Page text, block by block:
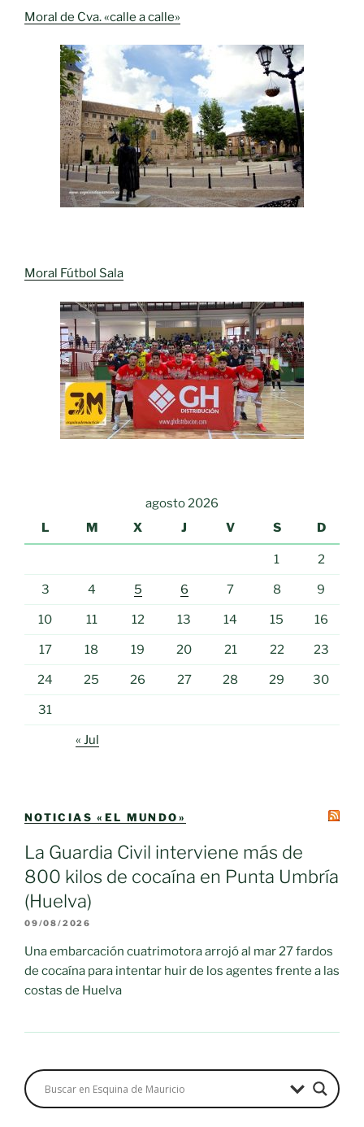
Moral de Cva. «calle a calle»
Moral Fútbol Sala
agosto 2026
L
M X J V S D
1 2
3 4 5 6 7 8 9
10 11 12 13 14 15 16
17 18 19 20 21 22 23
24 25 26 27 28 29 30
31
« Jul
NOTICIAS «EL MUNDO»
La Guardia Civil interviene más de
800 kilos de cocaína en Punta Umbría
(Huelva)
09/08/2026
Una embarcación cuatrimotora arrojó al mar 27 fardos
de cocaína para intentar huir de los agentes frente a las
costas de Huelva